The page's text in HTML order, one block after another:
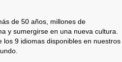
de 50 años, millones de
y sumergirse en una nueva cultura.
9 idiomas disponibles en nuestros